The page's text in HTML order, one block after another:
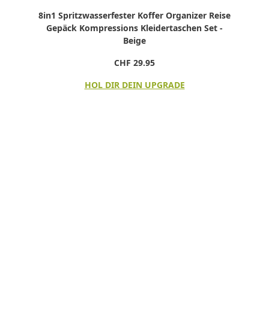
8in1 Spritzwasserfester Koffer Organizer Reise
Gepäck Kompressions Kleidertaschen Set -
Beige
CHF 29.95
HOL DIR DEIN UPGRADE